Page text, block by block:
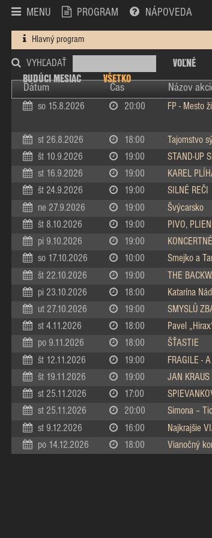
MENU PROGRAM NÁPOVEDA
Hlavný program
VYHĽADAŤ VOĽNÉ
BUDÚCI MESIAC
VŠETKO
Dátum Čas Názov
so 15.8.2026 20:00 FP - Mesto
st 26.8.2026 18:00 Tajomstvo
št 10.9.2026 19:00 STAND-UP
st 16.9.2026 19:00 KAREL
št 24.9.2026 19:00 SILNÉ REČI
ne 27.9.2026 19:00 Švýcarsko
št 8.10.2026 19:00 PIVO,
pi 9.10.2026 19:00
so 17.10.2026 10:00 Smejko a
št 22.10.2026 19:00 THE
pi 23.10.2026 18:00 Katarína
ut 27.10.2026 19:00 SMYSLŮ
st 4.11.2026 18:00 Pavel
po 9.11.2026 18:00 ŠŤASTIE
št 12.11.2026 19:00 FRAGILE -
št 19.11.2026 19:00 JAN
st 25.11.2026 17:00
st 25.11.2026 20:00 Simona –
st 9.12.2026 16:00 Najkrajšie
po 14.12.2026 18:00 Vianočný